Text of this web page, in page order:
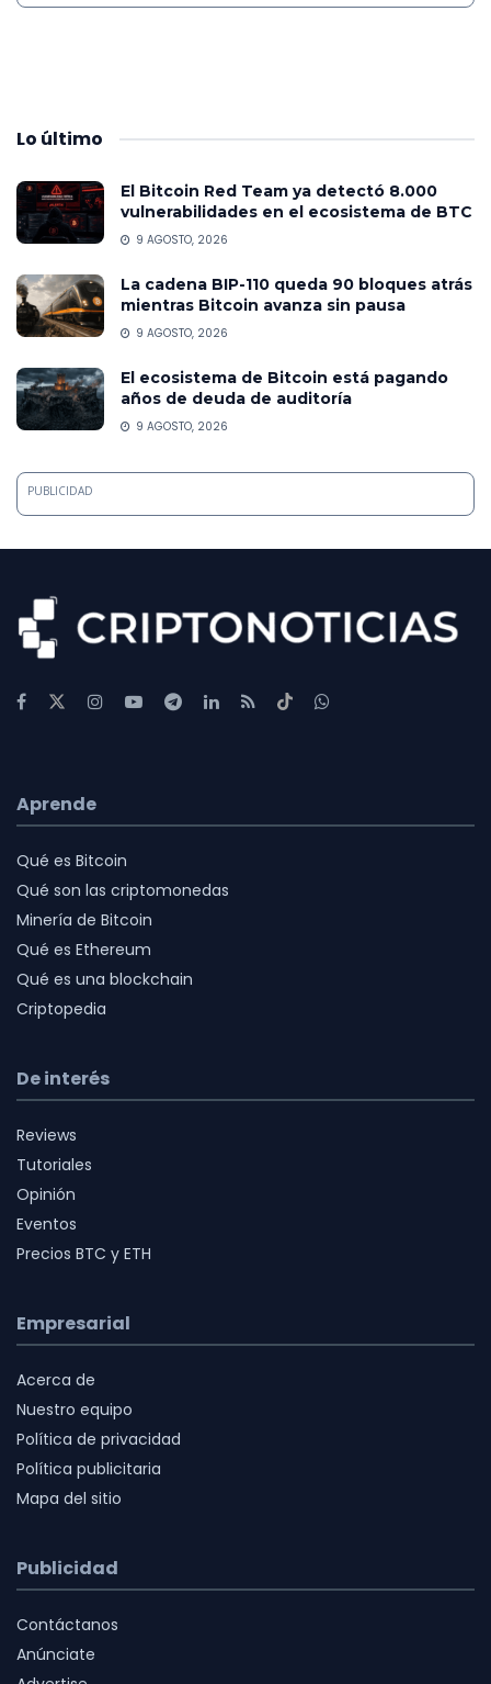
Lo último
El Bitcoin Red Team ya detectó 8.000
vulnerabilidades en el ecosistema de BTC
9 AGOSTO, 2026
La cadena BIP-110 queda 90 bloques atrás
mientras Bitcoin avanza sin pausa
9 AGOSTO, 2026
El ecosistema de Bitcoin está pagando
años de deuda de auditoría
9 AGOSTO, 2026
PUBLICIDAD
Aprende
Qué es Bitcoin
Qué son las criptomonedas
Minería de Bitcoin
Qué es Ethereum
Qué es una blockchain
Criptopedia
De interés
Reviews
Tutoriales
Opinión
Eventos
Precios BTC y ETH
Empresarial
Acerca de
Nuestro equipo
Política de privacidad
Política publicitaria
Mapa del sitio
Publicidad
Contáctanos
Anúnciate